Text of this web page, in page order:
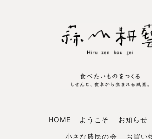
HOME ようこそ お知らせ
小さな農民の会
お買い